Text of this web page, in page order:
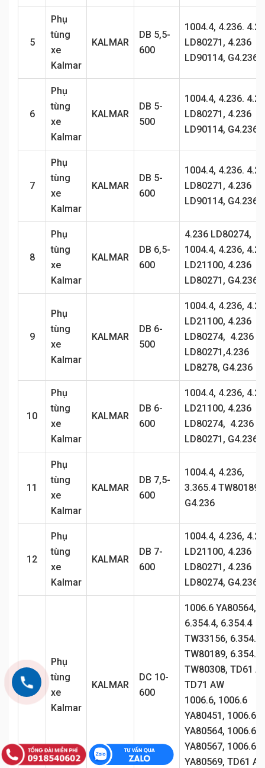
5
Phụ
tùng
xe
Kalmar
KALMAR
DB 5,5-
600
1004.4, 4.236.
LD80271, 4.236
LD90114, G4.236
6
Phụ
tùng
xe
Kalmar
KALMAR
DB 5-
500
1004.4, 4.236.
LD80271, 4.236
LD90114, G4.236
7
Phụ
tùng
xe
Kalmar
KALMAR
DB 5-
600
1004.4, 4.236.
LD80271, 4.236
LD90114, G4.236
8
Phụ
tùng
xe
Kalmar
KALMAR
DB 6,5-
600
4.236 LD80274,
1004.4, 4.236,
LD21100, 4.236
LD80271, G4.236
9
Phụ
tùng
xe
Kalmar
KALMAR
DB 6-
500
1004.4, 4.236,
LD21100, 4.236
LD80274, 4.236
LD80271,4.236
LD8278, G4.236
10
Phụ
tùng
xe
Kalmar
KALMAR
DB 6-
600
1004.4, 4.236,
LD21100, 4.236
LD80274, 4.236
LD80271, G4.236
11
Phụ
tùng
xe
Kalmar
KALMAR
DB 7,5-
600
1004.4, 4.236,
3.365.4 TW80189,
G4.236
12
Phụ
tùng
xe
Kalmar
KALMAR
DB 7-
600
1004.4, 4.236,
LD21100, 4.236
LD80271, 4.236
LD80274, G4.236
13
Phụ
tùng
xe
Kalmar
KALMAR
DC 10-
600
1006.6 YA80564,
6.354.4, 6.354.4
TW33156, 6.354.4
TW80189, 6.354.4
TW80308, TD61
TD71 AW
1006.6, 1006.6
YA80451, 1006.6
YA80564, 1006.6
YA80567, 1006.6
YA80569, TD61